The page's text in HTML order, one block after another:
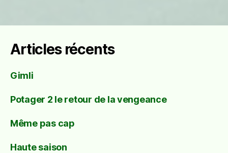
Articles récents
Gimli
Potager 2 le retour de la vengeance
Même pas cap
Haute saison